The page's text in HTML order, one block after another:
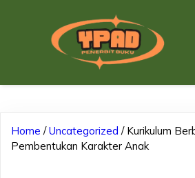
Home /Uncategorized / Kurikulum
Pembentukan Karakter Anak